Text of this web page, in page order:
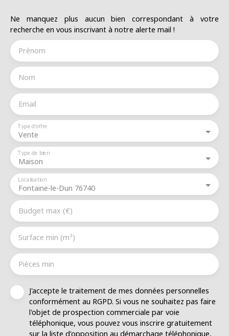
Ne manquez plus aucun bien correspondant à votre
recherche en vous inscrivant à notre alerte mail !
Prénom
Nom
Email
Vente
Type d'offre
Maison
Type de bien
Fontaine-le-Dun 76740
Localisation
Budget max (€)
Surface min (m²)
Pièces min
J'accepte le traitement de mes données personnelles
conformément au RGPD. Si vous ne souhaitez pas faire
l'objet de prospection commerciale par voie
téléphonique, vous pouvez vous inscrire gratuitement
sur la liste d'opposition au démarchage téléphonique,